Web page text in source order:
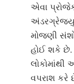
એવા
મોજણી
હોઈ શકે છે.
વપરાશ